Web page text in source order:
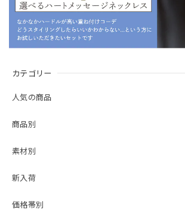
カテゴリー
人気の商品
商品別
素材別
新入荷
価格帯別